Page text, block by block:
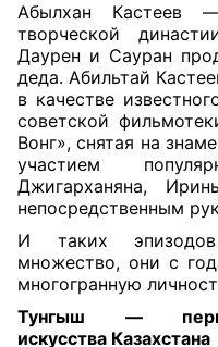
Абылхан Кастеев
творческой
Даурен и Сауран
деда. Абильтай
в качестве
советской
Вонг», снятая на
участием
Джигарханяна,
непосредственным
И таких эпизодов
множество, они с
многогранную
Тунгыш —
искусства Казахстана